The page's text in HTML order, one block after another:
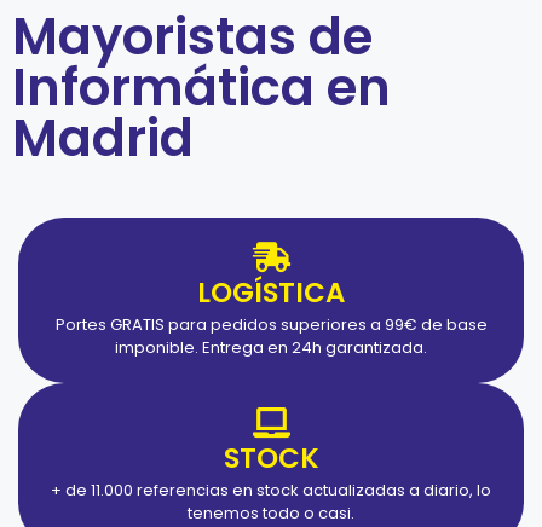
Mayoristas de
Informática en
Madrid
LOGÍSTICA
Portes GRATIS para pedidos superiores a 99€ de base
imponible. Entrega en 24h garantizada.
STOCK
+ de 11.000 referencias en stock actualizadas a diario, lo
tenemos todo o casi.